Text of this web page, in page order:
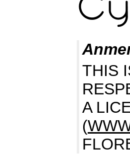
THIS
A
(